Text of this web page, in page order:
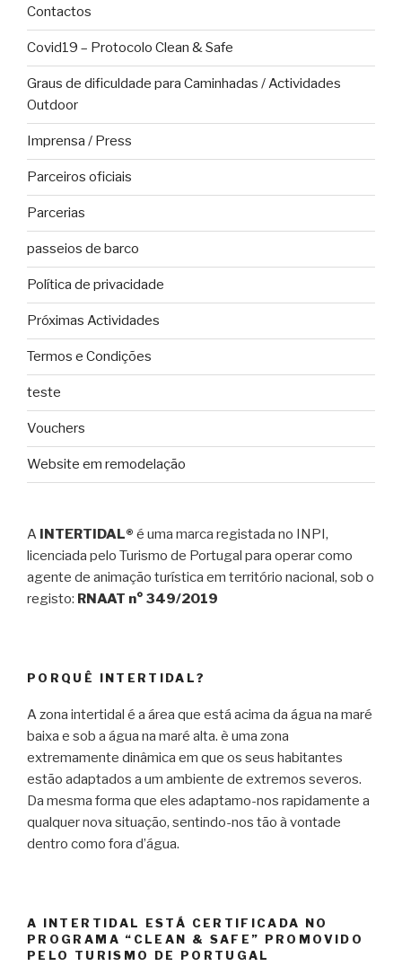
Contactos
Covid19 – Protocolo Clean & Safe
Graus de dificuldade para Caminhadas / Actividades
Outdoor
Imprensa / Press
Parceiros oficiais
Parcerias
passeios de barco
Política de privacidade
Próximas Actividades
Termos e Condições
teste
Vouchers
Website em remodelação
A INTERTIDAL® é uma marca registada no INPI,
licenciada pelo Turismo de Portugal para operar como
agente de animação turística em território nacional, sob o
registo: RNAAT n° 349/2019
PORQUÊ INTERTIDAL?
A zona intertidal é a área que está acima da água na maré
baixa e sob a água na maré alta. è uma zona
extremamente dinâmica em que os seus habitantes
estão adaptados a um ambiente de extremos severos.
Da mesma forma que eles adaptamo-nos rapidamente a
qualquer nova situação, sentindo-nos tão à vontade
dentro como fora d’água.
A INTERTIDAL ESTÁ CERTIFICADA NO
PROGRAMA “CLEAN & SAFE” PROMOVIDO
PELO TURISMO DE PORTUGAL